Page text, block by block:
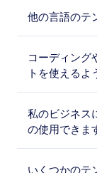
他の言語のテ
コーディング
トを使えるよ
私のビジネス
の使用できま
いくつかのテ